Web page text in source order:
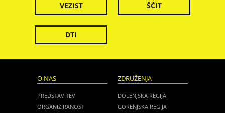
VEZIST ŠČIT
DTI
O NAS
PREDSTAVITEV
ORGANIZIRANOST
ZDRUŽENJA
DOLENJSKA REGIJA
GORENJSKA REGIJA